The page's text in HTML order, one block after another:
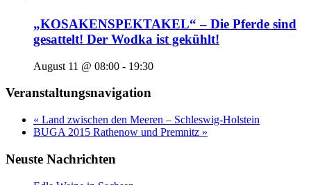
„KOSAKENSPEKTAKEL“ – Die Pferde sind
gesattelt! Der Wodka ist gekühlt!
August 11 @ 08:00 - 19:30
Veranstaltungsnavigation
« Land zwischen den Meeren – Schleswig-Holstein
BUGA 2015 Rathenow und Premnitz »
Neuste Nachrichten